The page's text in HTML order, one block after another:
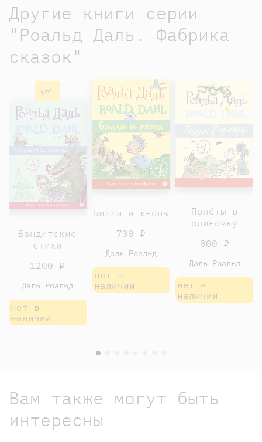
Другие книги серии
"Роальд Даль. Фабрика
сказок"
Хит
Бандитские
стихи
1200 ₽
Даль Роальд
нет в
наличии
Билли и кнопы
730 ₽
Даль Роальд
нет в
наличии
Полёты в
одиночку
800 ₽
Даль Роальд
нет в
наличии
Вам также могут быть
интересны